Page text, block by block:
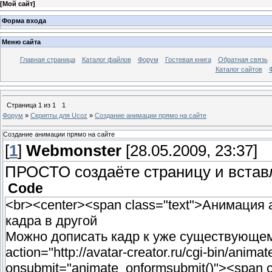
[Мой сайт]
Форма входа
Меню сайта
Главная страница Каталог файлов Форум Гостевая книга
Обратная связь
Каталог сайтов
Страница 1 из 1
1
Форум » Скрипты для Ucoz » Создание анимации прямо на сайте
Создание анимации прямо на сайте
[1] Webmonster [28.05.2009, 23:37]
ПРОСТО создаёте страницу и
Code
<br><center><span class="text">Анимация
кадра в другой
Можно дописать кадр к уже
action="http://avatar-creator.ru/cgi-bin/